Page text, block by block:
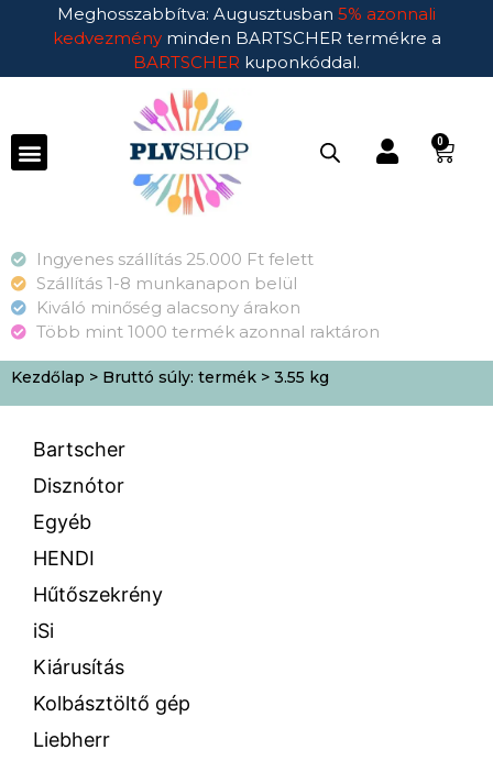
Meghosszabbítva: Augusztusban 5% azonnali
kedvezmény minden BARTSCHER termékre a
BARTSCHER kuponkóddal.
0
Ingyenes szállítás 25.000 Ft felett
Szállítás 1-8 munkanapon belül
Kiváló minőség alacsony árakon
Több mint 1000 termék azonnal raktáron
Kezdőlap > Bruttó súly: termék > 3.55 kg
Bartscher
Disznótor
Egyéb
HENDI
Hűtőszekrény
iSi
Kiárusítás
Kolbásztöltő gép
Liebherr